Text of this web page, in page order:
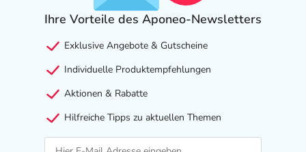
Ihre Vorteile des Aponeo-Newsletters
Exklusive Angebote & Gutscheine
Individuelle Produktempfehlungen
Aktionen & Rabatte
Hilfreiche Tipps zu aktuellen Themen